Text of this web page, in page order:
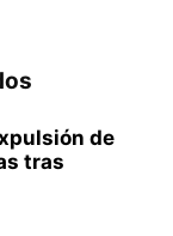
de
tras